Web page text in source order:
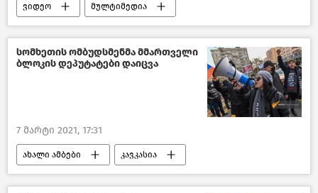
ვიდეო მულტიმედია
პოლიტიკა საქართველო
სომხეთის ომბუდსმენმა მმართველი
ბლოკის დეპუტატები დაიცვა
7 მარტი 2021, 17:31
ახალი ამბები კავკასია